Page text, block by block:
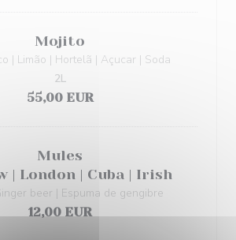
Mojito
| Limão | Hortelã | Açucar | Soda
55,00 EUR
2L
Mules
| London | Cuba | Irish
beer | Espuma de gengibre
12,00 EUR